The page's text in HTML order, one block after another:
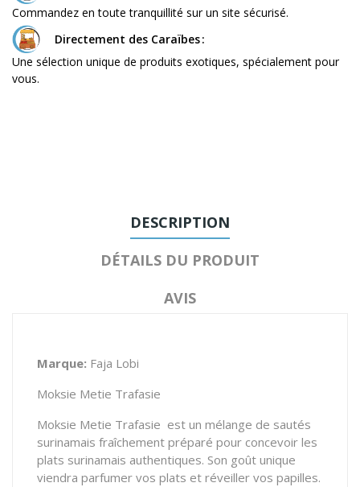
Commandez en toute tranquillité sur un site sécurisé.
Directement des Caraïbes
Une sélection unique de produits exotiques, spécialement pour
vous.
DESCRIPTION
DÉTAILS DU PRODUIT
AVIS
Marque: Faja Lobi
Moksie Metie Trafasie
Moksie Metie Trafasie est un mélange de sautés
surinamais fraîchement préparé pour concevoir les
plats surinamais authentiques. Son goût unique
viendra parfumer vos plats et réveiller vos papilles.